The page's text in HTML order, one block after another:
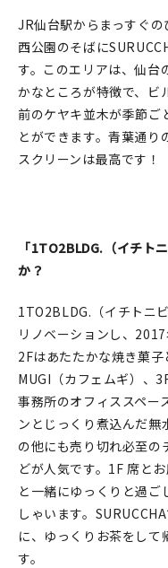
おすすめ特集
読みもの
イベント・ワークショップ
マイアカウント
カートを見る
お買い物ガイド
よくある質問
お問い合わせ
JR仙台駅からまっすぐ
西公園のそばに
す。このエリアは、仙台
かなところが特徴で、ビ
前のケヤキ並木が季節ご
とができます。青葉通り
スクリーンは最高です！
「1TO2BLDG.（イチト
か？
1TO2BLDG.（イチトニ
リノベーションし、
2Fはあたたかな焼き菓
MUGI（カフェムギ）、
事務所のオフィススペー
ンとじっくり煮込んだ無
の他にも売り切れ必⾄の
どが⼈気です。1F 席と
と⼀緒にゆっくりと過ご
しゃいます。
に、ゆっくりお茶をし
す。